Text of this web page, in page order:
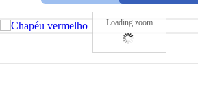
Loading zoom